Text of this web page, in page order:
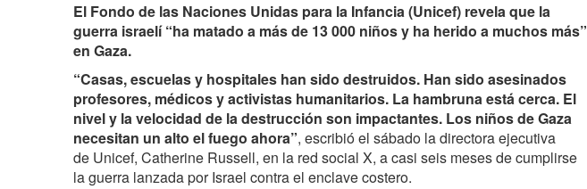
El Fondo de las Naciones Unidas para la Infancia (Unicef) revela que la
guerra israelí “ha matado a más de 13 000 niños y ha herido a muchos más”
en Gaza.
“Casas, escuelas y hospitales han sido destruidos. Han sido asesinados
profesores, médicos y activistas humanitarios. La hambruna está cerca. El
nivel y la velocidad de la destrucción son impactantes. Los niños de Gaza
necesitan un alto el fuego ahora”, escribió el sábado la directora ejecutiva
de Unicef, Catherine Russell, en la red social X, a casi seis meses de cumplirse
la guerra lanzada por Israel contra el enclave costero.